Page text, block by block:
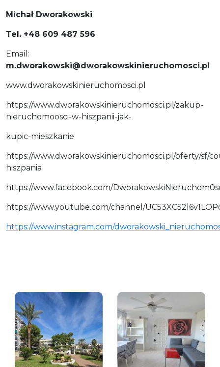
Michał Dworakowski
Tel. +48 609 487 596
Email:
m.dworakowski@dworakowskinieruchomosci.pl
www.dworakowskinieruchomosci.pl
https://www.dworakowskinieruchomosci.pl/zakup-
nieruchomoosci-w-hiszpanii-jak-
kupic-mieszkanie
https://www.dworakowskinieruchomosci.pl/oferty/sf/
hiszpania
https://www.facebook.com/
https://www.youtube.com/channel/
https://www.instagram.com/